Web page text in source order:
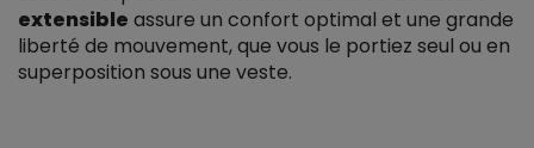
extensible assure un confort optimal et une grande
liberté de mouvement, que vous le portiez seul ou en
superposition sous une veste.